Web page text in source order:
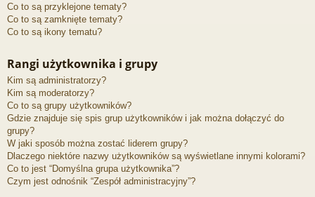
Co to są przyklejone tematy?
Co to są zamknięte tematy?
Co to są ikony tematu?
Rangi użytkownika i grupy
Kim są administratorzy?
Kim są moderatorzy?
Co to są grupy użytkowników?
Gdzie znajduje się spis grup użytkowników i jak można dołączyć do
grupy?
W jaki sposób można zostać liderem grupy?
Dlaczego niektóre nazwy użytkowników są wyświetlane innymi kolorami?
Co to jest “Domyślna grupa użytkownika”?
Czym jest odnośnik “Zespół administracyjny”?